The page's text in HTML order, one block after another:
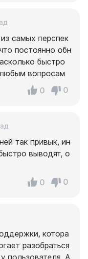
самых перспек
постоянно обн
быстро
вопросам
0 0
так привык, ин
выводят, о
0 0
котора
разобраться